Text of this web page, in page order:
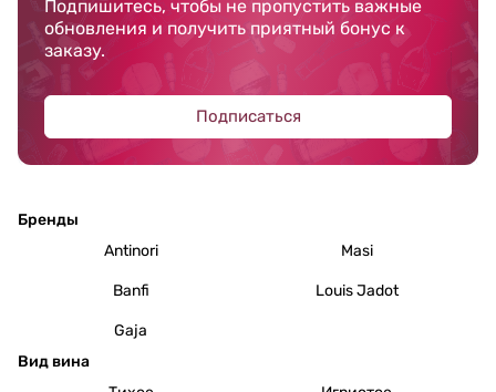
Подпишитесь, чтобы не пропустить важные
обновления и получить приятный бонус к
заказу.
Подписаться
Бренды
Antinori
Masi
Banfi Louis Jadot
Gaja
Вид вина